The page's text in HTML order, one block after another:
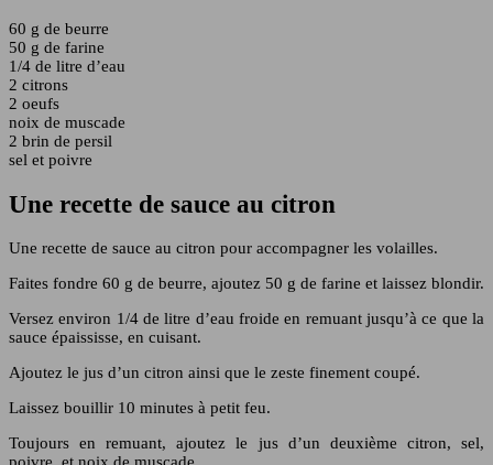
60 g de beurre
50 g de farine
1/4 de litre d’eau
2 citrons
2 oeufs
noix de muscade
2 brin de persil
sel et poivre
Une recette de sauce au citron
Une recette de sauce au citron pour accompagner les volailles.
Faites fondre 60 g de beurre, ajoutez 50 g de farine et laissez blondir.
Versez environ 1/4 de litre d’eau froide en remuant jusqu’à ce que la
sauce épaississe, en cuisant.
Ajoutez le jus d’un citron ainsi que le zeste finement coupé.
Laissez bouillir 10 minutes à petit feu.
Toujours en remuant, ajoutez le jus d’un deuxième citron, sel,